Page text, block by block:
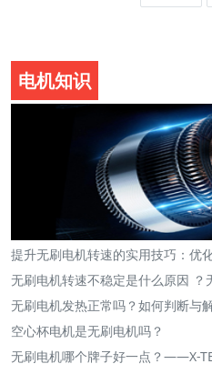
电机知识
提升无刷电机转速的实用技巧：优
无刷电机转速不稳定是什么原因 ？
解决方法
无刷电机发热正常吗？如何判断与
空心杯电机是无刷电机吗？
无刷电机哪个牌子好一点？——X-